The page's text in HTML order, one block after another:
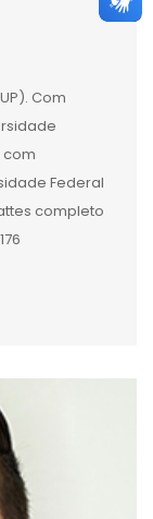
Com
com
Federal
completo